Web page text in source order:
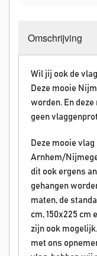
Omschrijving
Wil jij ook de
Deze mooie
worden. En
geen
Deze mooie
Arnhem/
dit ook ergens
gehangen
maten, de
cm, 150x225 cm
zijn ook
met ons